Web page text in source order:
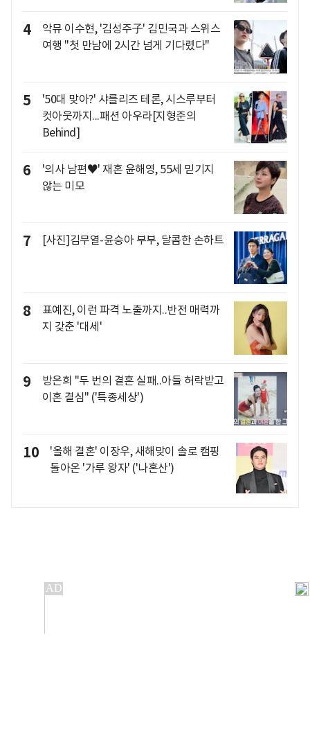
4
악뮤 이수현, '김성주子' 김민국과 스위스
여행 "첫 만남에 2시간 넘게 기다렸다"
5
'50대 맞아?' 샤를리즈 테론, 시스루부터
컷아웃까지...패션 아우라[지형준의
Behind]
6
'의사 남편♥' 재혼 윤해영, 55세 믿기지
않는 미모
7 [사진]김무열-윤승아 부부, 달콤한 손하트
8
표예진, 이런 파격 노출까지..반전 매력까
지 갖춘 '대세'
9
방은희 "두 번의 결혼 실패..아들 허락받고
이혼 결심" ('특종세상')
10
'올해 결혼' 이장우, 새해맞이 솔로 캠핑
돌아온 '가루 왕자' ('나혼산')